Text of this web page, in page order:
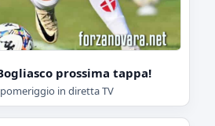
prossima tappa!
in diretta TV